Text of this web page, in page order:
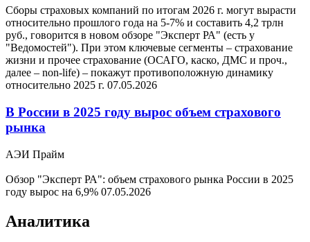
Сборы страховых компаний по итогам 2026 г. могут вырасти
относительно прошлого года на 5-7% и составить 4,2 трлн
руб., говорится в новом обзоре "Эксперт РА" (есть у
"Ведомостей"). При этом ключевые сегменты – страхование
жизни и прочее страхование (ОСАГО, каско, ДМС и проч.,
далее – non-life) – покажут противоположную динамику
относительно 2025 г. 07.05.2026
В России в 2025 году вырос объем страхового
рынка
АЭИ Прайм
Обзор "Эксперт РА": объем страхового рынка России в 2025
году вырос на 6,9% 07.05.2026
Аналитика